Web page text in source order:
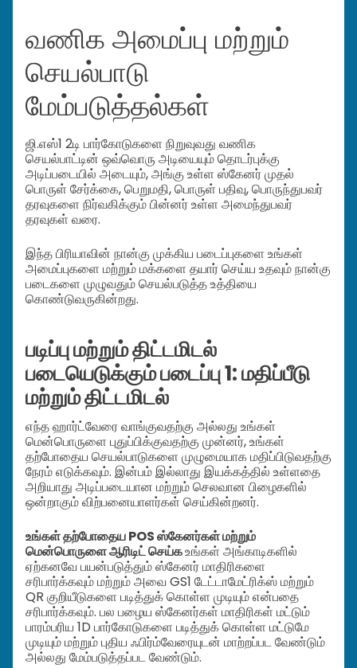
வணிக அமைப்பு மற்றும்
செயல்பாடு
மேம்படுத்தல்கள்
ஜி.எஸ்1 2டி பார்கோடுகளை நிறுவுவது வணிக
செயல்பாட்டின் ஒவ்வொரு அடியையும் தொடர்புக்கு
அடிப்படையில் அடையும், அங்கு உள்ள ஸ்கேனர் முதல்
பொருள் சேர்க்கை, பெறுமதி, பொருள் பதிவு, பொருந்துபவர்
தரவுகளை நிர்வகிக்கும் பின்னர் உள்ள அமைந்துபவர்
தரவுகள் வரை.
இந்த பிரியாவின் நான்கு முக்கிய படைப்புகளை உங்கள்
அமைப்புகளை மற்றும் மக்களை தயார் செய்ய உதவும் நான்கு
படைகளை முழுவதும் செயல்படுத்த உத்தியை
கொண்டுவருகின்றது.
படிப்பு மற்றும் திட்டமிடல்
படையெடுக்கும் படைப்பு 1: மதிப்பீடு
மற்றும் திட்டமிடல்
எந்த ஹார்ட்வேரை வாங்குவதற்கு அல்லது உங்கள்
மென்பொருளை புதுப்பிக்குவதற்கு முன்னர், உங்கள்
தற்போதைய செயல்பாடுகளை முழுமையாக மதிப்பிடுவதற்கு
நேரம் எடுக்கவும். இன்பம் இல்லாது இயக்கத்தில் உள்ளதை
அறியாது அடிப்படையான மற்றும் செலவான பிழைகளில்
ஒன்றாகும் விற்பனையாளர்கள் செய்கின்றனர்.
உங்கள் தற்போதைய POS ஸ்கேனர்கள் மற்றும்
மென்பொருளை ஆரிடிட் செய்கஉங்கள் அங்காடிகளில்
ஏற்கனவே பயன்படுத்தும் ஸ்கேனர் மாதிரிகளை
சரிபார்க்கவும் மற்றும் அவை GS1 டேட்டாமேட்ரிக்ஸ் மற்றும்
QR குறியீடுகளை படித்துக் கொள்ள முடியும் என்பதை
சரிபார்க்கவும். பல பழைய ஸ்கேனர்கள் மாதிரிகள் மட்டும்
பாரம்பரிய 1D பார்கோடுகளை படித்துக் கொள்ள மட்டுமே
முடியும் மற்றும் புதிய ஃபிர்ம்வேரையுடன் மாற்றப்பட வேண்டும்
அல்லது மேம்படுத்தப்பட வேண்டும்.